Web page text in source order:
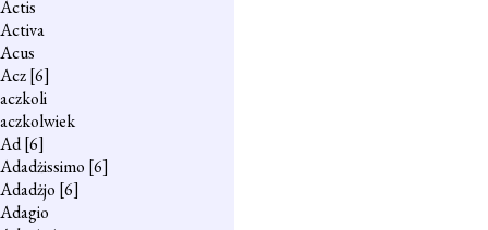
Actis
Activa
Acus
Acz[6]
aczkoli
aczkolwiek
Ad[6]
Adadżissimo [6]
Adadżjo [6]
Adagio